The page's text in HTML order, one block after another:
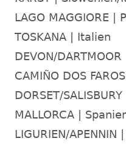
LAGO MAGGIORE |
TOSKANA | Italien
DEVON/
CAMIÑO DOS
DORSET/
MALLORCA |
LIGURIEN/APENNIN